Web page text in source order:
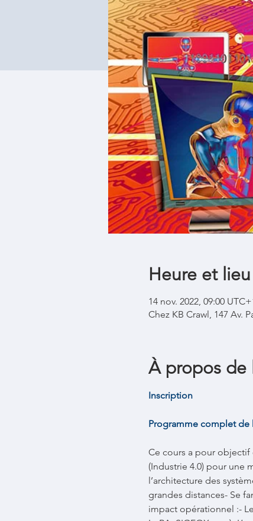
Heure et lieu
14 nov. 2022, 09:00
Chez KB Crawl, 147 Av.
À propos de
Inscription
Programme complet de
Ce cours a pour objectif
(Industrie 4.0) pour une
l’architecture des
grandes distances- Se
impact opérationnel :-